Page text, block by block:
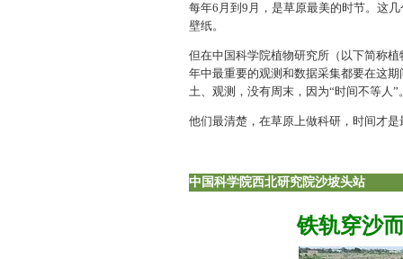
每年6月到9月，是草原最美的时节。这
壁纸。
但在中国科学院植物研究所（以下简称
年中最重要的观测和数据采集都要在这
土、观测，没有周末，因为“时间不等人”
他们最清楚，在草原上做科研，时间才是
中国科学院西北研究院沙坡头站
铁轨穿沙